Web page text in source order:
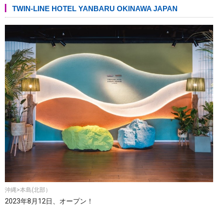
TWIN-LINE HOTEL YANBARU OKINAWA JAPAN
沖縄>本島(北部）
2023年8月12日、オープン！